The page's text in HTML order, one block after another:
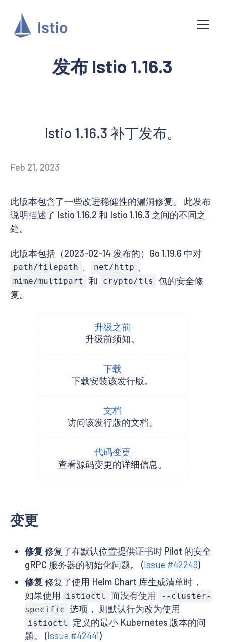
发布 Istio 1.16.3
Istio 1.16.3 补丁发布。
Feb 21, 2023
此版本包含了一些改进稳健性的漏洞修复。 此发布
说明描述了 Istio 1.16.2 和 Istio 1.16.3 之间的不同之
处。
此版本包括（2023-02-14 发布的）Go 1.19.6 中对
path/filepath 、 net/http 、
mime/multipart 和 crypto/tls
包的安全修
复。
升级之前
升级前须知。
下载
下载安装该发行版。
文档
访问该发行版的文档。
代码变更
查看源码变更的详细信息。
变更
修复 修复了在默认位置提供证书时 Pilot 的安全
gRPC 服务器的初始化问题。 (Issue #42249)
修复 修复了使用 Helm Chart 库生成清单时，
如果使用
istioctl 而没有使用
--cluster-
specific 选项， 则默认行为改为使用
istioctl
定义的最小 Kubernetes 版本的问
题。 (Issue #42441)